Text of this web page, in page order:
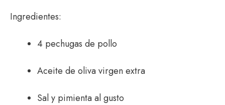
Ingredientes:
4 pechugas de pollo
Aceite de oliva virgen extra
Sal y pimienta al gusto